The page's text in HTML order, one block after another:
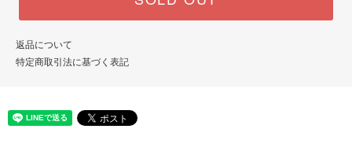
返品について
特定商取引法に基づく表記